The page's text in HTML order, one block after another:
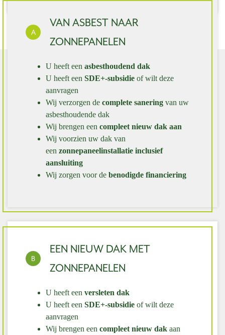
A
VAN ASBEST NAAR
ZONNEPANELEN
U heeft een asbesthoudend dak
U heeft een SDE+-subsidie of wilt deze
aanvragen
Wij verzorgen de complete sanering van uw
asbesthoudende dak
Wij brengen een compleet nieuw dak aan
Wij voorzien uw dak van
een zonnepaneelinstallatie inclusief
aansluiting
Wij zorgen voor de benodigde financiering
B
EEN NIEUW DAK MET
ZONNEPANELEN
U heeft een versleten dak
U heeft een SDE+-subsidie of wilt deze
aanvragen
Wij brengen een compleet nieuw dak aan